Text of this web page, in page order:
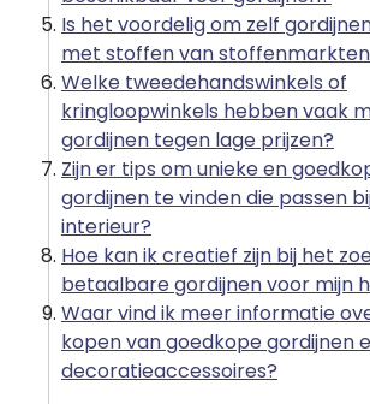
Is het voordelig om zelf
met stoffen van
Welke tweedehandswinkels of
kringloopwinkels hebben vaak
gordijnen tegen lage prijzen?
Zijn er tips om unieke en
gordijnen te vinden die passen
interieur?
Hoe kan ik creatief zijn bij het
betaalbare gordijnen voor mijn
Waar vind ik meer informatie
kopen van goedkope gordijnen
decoratieaccessoires?